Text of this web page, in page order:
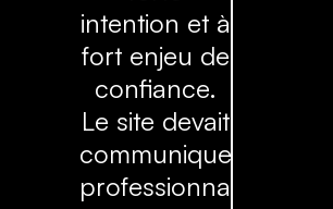
intention et à
fort enjeu de
confiance.
Le site devait
communiquer
professionnalisme,